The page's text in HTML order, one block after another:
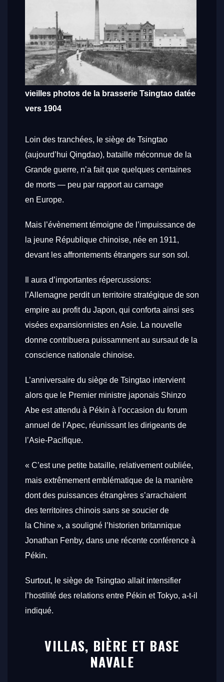
vieilles photos de la brasserie Tsingtao datée
vers 1904
Loin des tranchées, le siège de Tsingtao
(aujourd’hui Qingdao), bataille méconnue de la
Grande guerre, n’a fait que quelques centaines
de morts — peu par rapport au carnage
en Europe.
Mais l’évènement témoigne de l’impuissance de
la jeune République chinoise, née en 1911,
devant les affrontements étrangers sur son sol.
Il aura d’importantes répercussions:
l’Allemagne perdit un territoire stratégique de son
empire au profit du Japon, qui conforta ainsi ses
visées expansionnistes en Asie. La nouvelle
donne contribuera puissamment au sursaut de la
conscience nationale chinoise.
L’anniversaire du siège de Tsingtao intervient
alors que le Premier ministre japonais Shinzo
Abe est attendu à Pékin à l’occasion du forum
annuel de l’Apec, réunissant les dirigeants de
l’Asie-Pacifique.
« C’est une petite bataille, relativement oubliée,
mais extrêmement emblématique de la manière
dont des puissances étrangères s’arrachaient
des territoires chinois sans se soucier de
la Chine », a souligné l’historien britannique
Jonathan Fenby, dans une récente conférence à
Pékin.
Surtout, le siège de Tsingtao allait intensifier
l’hostilité des relations entre Pékin et Tokyo, a-t-il
indiqué.
VILLAS, BIÈRE ET BASE
NAVALE